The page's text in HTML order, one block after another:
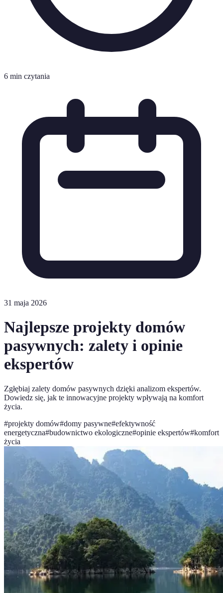
6 min czytania
31 maja 2026
Najlepsze projekty domów
pasywnych: zalety i opinie
ekspertów
Zgłębiaj zalety domów pasywnych dzięki analizom ekspertów.
Dowiedz się, jak te innowacyjne projekty wpływają na komfort
życia.
#projekty domów#domy pasywne#efektywność
energetyczna#budownictwo ekologiczne#opinie ekspertów#komfort
życia